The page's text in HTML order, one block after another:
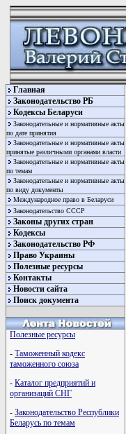
Главная
Законодательство РБ
Кодексы Беларуси
Законодательные и нормативные акты
по дате принятия
Законодательные и нормативные акты
принятые различными органами власти
Законодательные и нормативные акты
по темам
Законодательные и нормативные акты
по виду документы
Международное право в Беларуси
Законодательство СССР
Законы других стран
Кодексы
Законодательство РФ
Право Украины
Полезные ресурсы
Контакты
Новости сайта
Поиск документа
Полезные ресурсы
- Таможенный кодекс
таможенного союза
- Каталог предприятий и
организаций СНГ
- Законодательство Республики
Беларусь по темам